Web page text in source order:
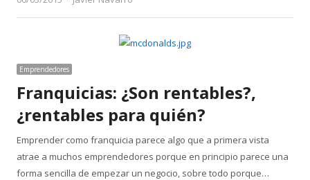
Emprendedores
Franquicias: ¿Son rentables?,
¿rentables para quién?
Emprender como franquicia parece algo que a primera vista
atrae a muchos emprendedores porque en principio parece una
forma sencilla de empezar un negocio, sobre todo porque…